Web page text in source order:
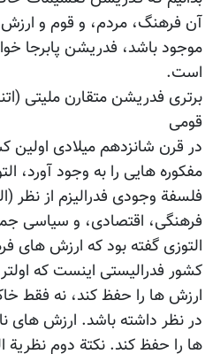
آن فرهنگ، مردم، و قوم و
موجود باشد، فدریشن پابرجا
است.
برتری فدریشن متقارن ملیتی
قومی
در قرن شانزدهم میلادی اولین
مفکوره هایی را به وجود آورد،
فلسفة وجودی فدرالیزم از نظر
فرهنگی، اقتصادی، و سیاسی
التوزی گفته بود که ارزش های
کشور فدرالیستی اینست که
ارزش ها را حفظ کند، نه فقط
در نظر داشته باشد. ارزش های
ها را حفظ کند. نکتة دوم نظریة